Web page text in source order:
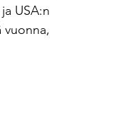
USA:n
vuonna,